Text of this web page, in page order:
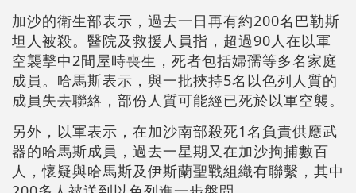
加沙的衛生部表示，過去一日再有約200名巴勒斯
坦人被殺。醫院及救援人員指，超過90人在以軍
空襲擊中2間屋時喪生，死者包括婦孺等多名家庭
成員。哈馬斯表示，與一批挾持5名以色列人質的
成員失去聯絡，部份人質可能經已死於以軍空襲。
另外，以軍表示，在加沙南部殺死1名負責供應武
器的哈馬斯成員，過去一星期又在加沙拘捕數百
人，懷疑與哈馬斯及伊斯蘭聖戰組織有聯繫，其中